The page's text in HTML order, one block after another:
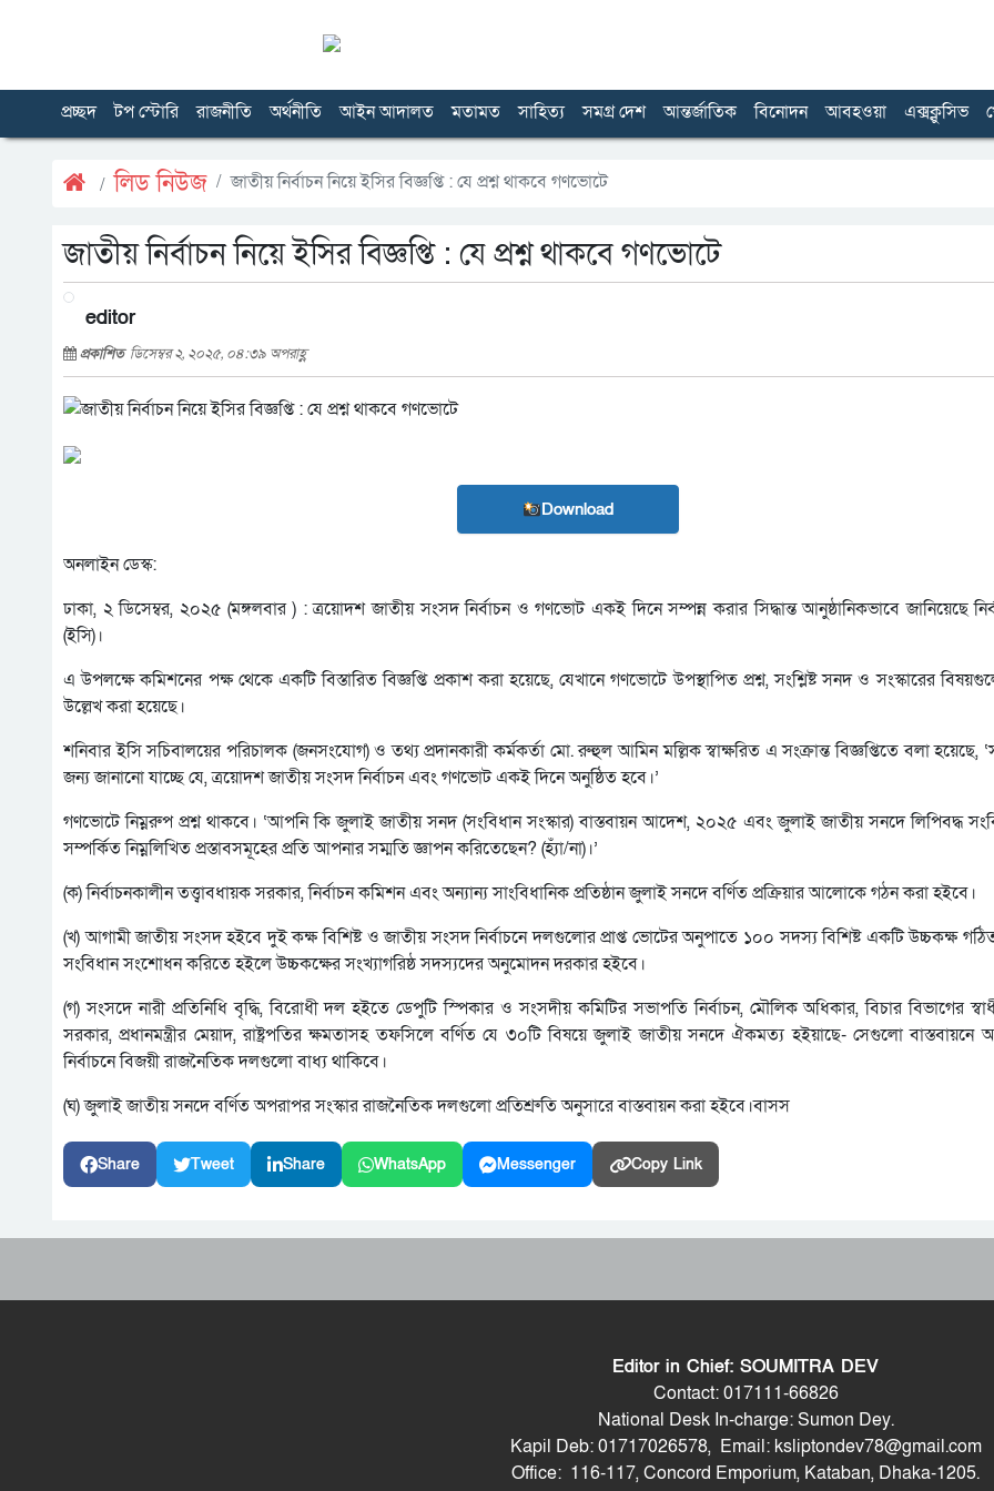
প্রচ্ছদ টপ স্টোরি রাজনীতি অর্থনীতি আইন আদালত মতামত সাহিত্য সমগ্র দেশ আন্তর্জাতিক বিনোদন আবহওয়া এক্সক্লুসিভ
লিড নিউজ জাতীয় নির্বাচন নিয়ে ইসির বিজ্ঞপ্তি : যে প্রশ্ন থাকবে গণভোটে
জাতীয় নির্বাচন নিয়ে ইসির বিজ্ঞপ্তি : যে প্রশ্ন থাকবে গণভোটে
editor
প্রকাশিত ডিসেম্বর ২, ২০২৫, ০৪:৩৯ অপরাহ্ণ
Download
অনলাইন ডেস্ক:
ঢাকা, ২ ডিসেম্বর, ২০২৫ (মঙ্গলবার ) : ত্রয়োদশ জাতীয় সংসদ নির্বাচন ও গণভোট একই দিনে সম্পন্ন করার সিদ্ধান্ত আনুষ্ঠানিকভাবে জানিয়েছে
(ইসি)।
এ উপলক্ষে কমিশনের পক্ষ থেকে একটি বিস্তারিত বিজ্ঞপ্তি প্রকাশ করা হয়েছে, যেখানে গণভোটে উপস্থাপিত প্রশ্ন, সংশ্লিষ্ট সনদ ও সংস্কারের
উল্লেখ করা হয়েছে।
শনিবার ইসি সচিবালয়ের পরিচালক (জনসংযোগ) ও তথ্য প্রদানকারী কর্মকর্তা মো. রুহুল আমিন মল্লিক স্বাক্ষরিত এ সংক্রান্ত বিজ্ঞপ্তিতে বলা হয়েছে,
জন্য জানানো যাচ্ছে যে, ত্রয়োদশ জাতীয় সংসদ নির্বাচন এবং গণভোট একই দিনে অনুষ্ঠিত হবে।’
গণভোটে নিম্নরুপ প্রশ্ন থাকবে। ‘আপনি কি জুলাই জাতীয় সনদ (সংবিধান সংস্কার) বাস্তবায়ন আদেশ, ২০২৫ এবং জুলাই জাতীয় সনদে লিপিবদ্ধ
সম্পর্কিত নিম্নলিখিত প্রস্তাবসমূহের প্রতি আপনার সম্মতি জ্ঞাপন করিতেছেন? (হ্যাঁ/না)।’
(ক) নির্বাচনকালীন তত্ত্বাবধায়ক সরকার, নির্বাচন কমিশন এবং অন্যান্য সাংবিধানিক প্রতিষ্ঠান জুলাই সনদে বর্ণিত প্রক্রিয়ার আলোকে গঠন করা হইবে।
(খ) আগামী জাতীয় সংসদ হইবে দুই কক্ষ বিশিষ্ট ও জাতীয় সংসদ নির্বাচনে দলগুলোর প্রাপ্ত ভোটের অনুপাতে ১০০ সদস্য বিশিষ্ট একটি উচ্চকক্ষ
সংবিধান সংশোধন করিতে হইলে উচ্চকক্ষের সংখ্যাগরিষ্ঠ সদস্যদের অনুমোদন দরকার হইবে।
(গ) সংসদে নারী প্রতিনিধি বৃদ্ধি, বিরোধী দল হইতে ডেপুটি স্পিকার ও সংসদীয় কমিটির সভাপতি নির্বাচন, মৌলিক অধিকার, বিচার বিভাগের
সরকার, প্রধানমন্ত্রীর মেয়াদ, রাষ্ট্রপতির ক্ষমতাসহ তফসিলে বর্ণিত যে ৩০টি বিষয়ে জুলাই জাতীয় সনদে ঐকমত্য হইয়াছে- সেগুলো বাস্তবায়নে
নির্বাচনে বিজয়ী রাজনৈতিক দলগুলো বাধ্য থাকিবে।
(ঘ) জুলাই জাতীয় সনদে বর্ণিত অপরাপর সংস্কার রাজনৈতিক দলগুলো প্রতিশ্রুতি অনুসারে বাস্তবায়ন করা হইবে।বাসস
Share Tweet Share WhatsApp Messenger Copy Link
Editor in Chief: SOUMITRA DEV
Contact: 017111-66826
National Desk In-charge: Sumon Dey.
Kapil Deb: 01717026578, Email: ksliptondev78@gmail.com
Office: 116-117, Concord Emporium, Kataban, Dhaka-1205.